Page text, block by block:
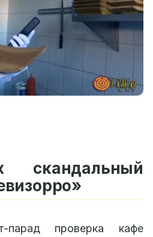
скандальный
парад проверка кафе